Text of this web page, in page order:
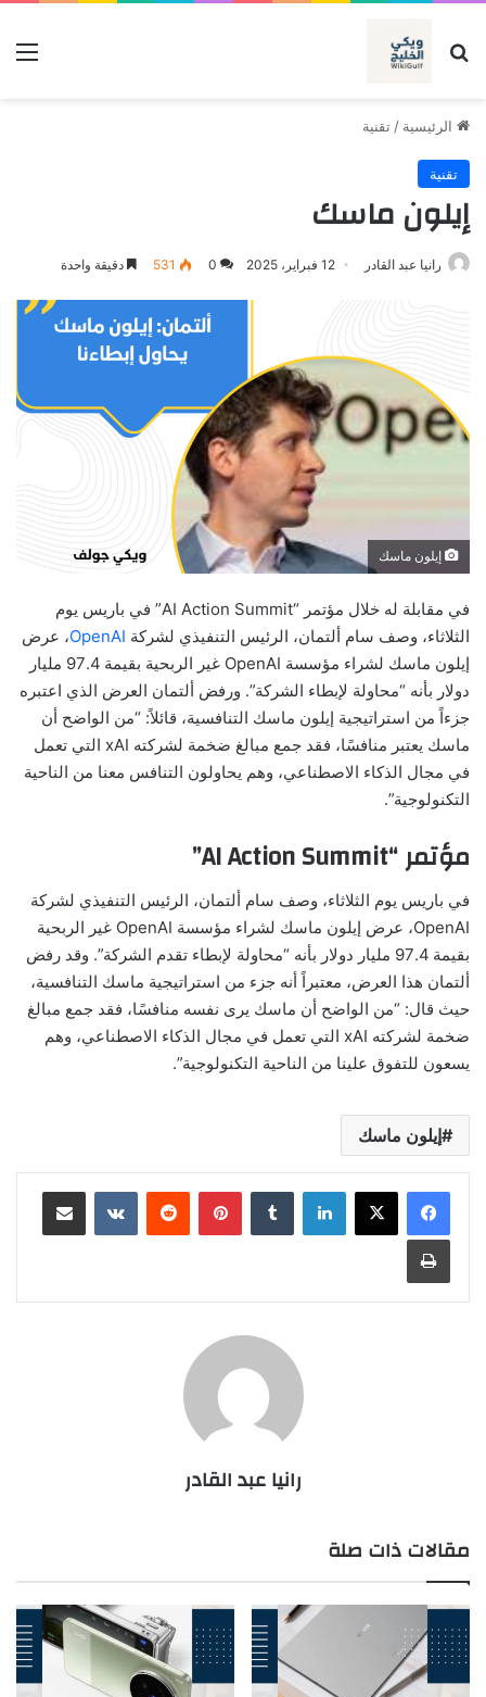
بحث عن
الرئيسية / تقنية
تقنية
إيلون ماسك
رانيا عبد القادر 12 فبراير، 2025 0
531 دقيقة واحدة
إيلون ماسك
في مقابلة له خلال مؤتمر “AI Action Summit” في باريس يوم
الثلاثاء، وصف سام ألتمان، الرئيس التنفيذي لشركة OpenAI، عرض
إيلون ماسك لشراء مؤسسة OpenAI غير الربحية بقيمة 97.4 مليار
دولار بأنه “محاولة لإبطاء الشركة”. ورفض ألتمان العرض الذي اعتبره
جزءاً من استراتيجية إيلون ماسك التنافسية، قائلاً: “من الواضح أن
ماسك يعتبر منافسًا، فقد جمع مبالغ ضخمة لشركته xAI التي تعمل
في مجال الذكاء الاصطناعي، وهم يحاولون التنافس معنا من الناحية
التكنولوجية”.
مؤتمر “AI Action Summit”
في باريس يوم الثلاثاء، وصف سام ألتمان، الرئيس التنفيذي لشركة
OpenAI، عرض إيلون ماسك لشراء مؤسسة OpenAI غير الربحية
بقيمة 97.4 مليار دولار بأنه “محاولة لإبطاء تقدم الشركة”. وقد رفض
ألتمان هذا العرض، معتبراً أنه جزء من استراتيجية ماسك التنافسية،
حيث قال: “من الواضح أن ماسك يرى نفسه منافسًا، فقد جمع مبالغ
ضخمة لشركته xAI التي تعمل في مجال الذكاء الاصطناعي، وهم
يسعون للتفوق علينا من الناحية التكنولوجية”.
إيلون ماسك
لينكدإن بينتيريست مشاركة عبر البريد
طباعة
رانيا عبد القادر
مقالات ذات صلة